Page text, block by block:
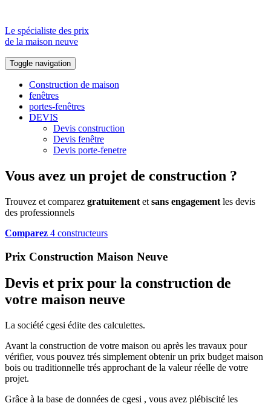
Le spécialiste des prix
de la maison neuve
Toggle navigation
Construction de maison
fenêtres
portes-fenêtres
DEVIS
Devis construction
Devis fenêtre
Devis porte-fenetre
Vous avez un projet de construction ?
Trouvez et comparez gratuitement et sans engagement les devis
des professionnels
Comparez 4 constructeurs
Prix Construction Maison Neuve
Devis et prix pour la construction de
votre maison neuve
La société cgesi édite des calculettes.
Avant la construction de votre maison ou après les travaux pour
vérifier, vous pouvez trés simplement obtenir un prix budget maison
bois ou traditionnelle trés approchant de la valeur réelle de votre
projet.
Grâce à la base de données de cgesi , vous avez plébiscité les